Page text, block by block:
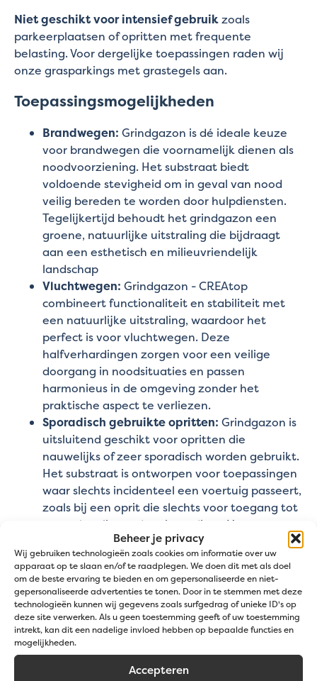
Beheer je privacy
Wij gebruiken technologieën zoals cookies om informatie over uw
apparaat op te slaan en/of te raadplegen. We doen dit met als doel
om de beste ervaring te bieden en om gepersonaliseerde en niet-
gepersonaliseerde advertenties te tonen. Door in te stemmen met deze
technologieën kunnen wij gegevens zoals surfgedrag of unieke ID's op
deze site verwerken. Als u geen toestemming geeft of uw toestemming
intrekt, kan dit een nadelige invloed hebben op bepaalde functies en
mogelijkheden.
Accepteren
Niet geschikt voor intensief gebruikzoals
parkeerplaatsen of opritten met frequente
belasting. Voor dergelijke toepassingen raden wij
onze grasparkings met grastegels aan.
Toepassingsmogelijkheden
Brandwegen: Grindgazon is dé ideale keuze
voor brandwegen die voornamelijk dienen als
noodvoorziening. Het substraat biedt
voldoende stevigheid om in geval van nood
veilig bereden te worden door hulpdiensten.
Tegelijkertijd behoudt het grindgazon een
groene, natuurlijke uitstraling die bijdraagt
aan een esthetisch en milieuvriendelijk
landschap
Vluchtwegen: Grindgazon - CREAtop
combineert functionaliteit en stabiliteit met
een natuurlijke uitstraling, waardoor het
perfect is voor vluchtwegen. Deze
halfverhardingen zorgen voor een veilige
doorgang in noodsituaties en passen
harmonieus in de omgeving zonder het
praktische aspect te verliezen.
Sporadisch gebruikte opritten: Grindgazon is
uitsluitend geschikt voor opritten die
nauwelijks of zeer sporadisch worden gebruikt.
Het substraat is ontworpen voor toepassingen
waar slechts incidenteel een voertuig passeert,
zoals bij een oprit die slechts voor toegang tot
een achterliggende ruimte dient. Voor
regelmatig gebruik, zelfs bij lichte belasting,
raden wij een duurzamer alternatief aan, zoals
onzegrasparkingsmet voorbegroeide
grastegels.
Hoe gebruik je grindgazon?
Voorbereiding van de ondergrond:
funderingslaag